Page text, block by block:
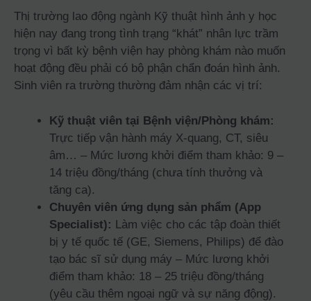
Thị trường lao động ngành Kỹ thuật hình ảnh y học
hiện nay đang trong tình trạng “khát” nhân lực trầm
trọng vì bất kỳ bệnh viện hay phòng khám nào muốn
hoạt động đều phải có bộ phận chẩn đoán hình ảnh.
Sinh viên ra trường thường đảm nhận các vị trí:
Kỹ thuật viên tại Bệnh viện/Phòng khám:
Trực tiếp vận hành máy X-quang, CT, siêu
âm… – Mức lương khởi điểm tham khảo: 9 –
14 triệu đồng/tháng (chưa tính thưởng và
tăng ca).
Chuyên viên ứng dụng sản phẩm (App
Specialist): Làm việc cho các tập đoàn thiết
bị y tế quốc tế (GE, Siemens, Philips) để đào
tạo bác sĩ sử dụng máy – Mức lương khởi
điểm tham khảo: 18 – 25 triệu đồng/tháng
(yêu cầu thêm ngoại ngữ và sự năng động).